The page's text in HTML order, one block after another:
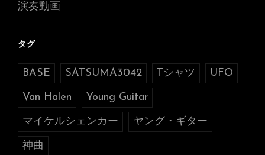
演奏動画
タグ
BASE SATSUMA3042 Tシャツ UFO
Van Halen Young Guitar
マイケルシェンカー ヤング・ギター
神曲